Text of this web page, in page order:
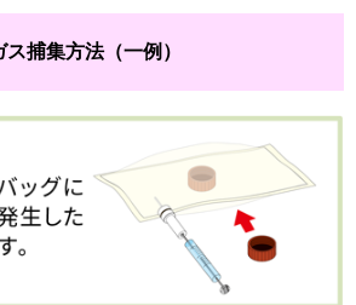
ス捕集方法（一例）